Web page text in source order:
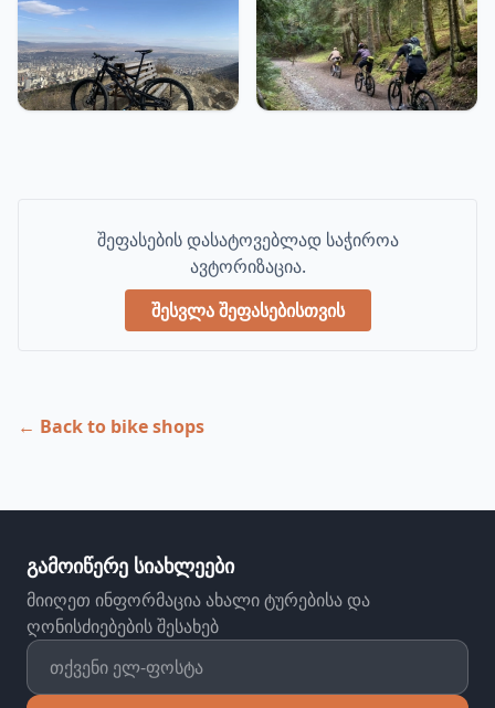
შეფასების დასატოვებლად საჭიროა
ავტორიზაცია.
შესვლა შეფასებისთვის
← Back to bike shops
გამოიწერე სიახლეები
მიიღეთ ინფორმაცია ახალი ტურებისა და
ღონისძიებების შესახებ